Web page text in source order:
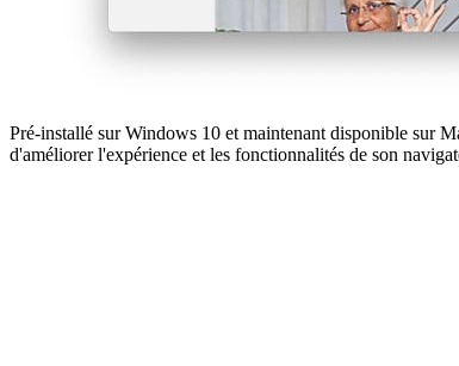
Pré-installé sur Windows 10 et maintenant disponible sur
d'améliorer l'expérience et les fonctionnalités de son